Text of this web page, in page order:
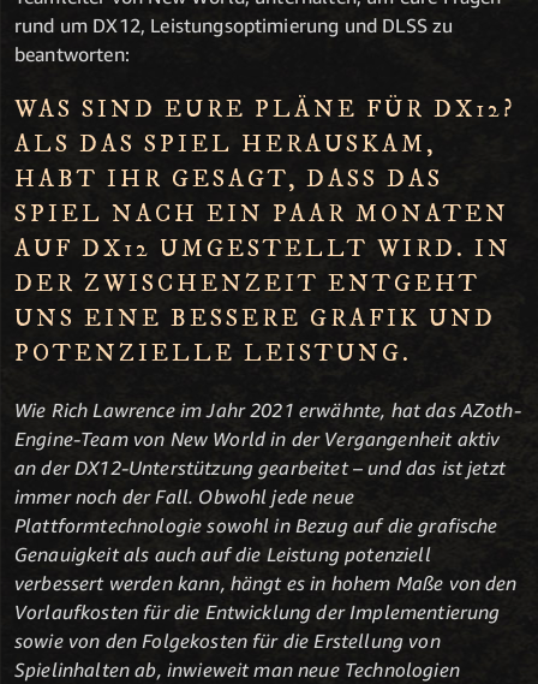
rund um DX12, Leistungsoptimierung und DLSS zu
beantworten:
WAS SIND EURE PLÄNE FÜR DX12?
ALS DAS SPIEL HERAUSKAM,
HABT IHR GESAGT, DASS DAS
SPIEL NACH EIN PAAR MONATEN
AUF DX12 UMGESTELLT WIRD. IN
DER ZWISCHENZEIT ENTGEHT
UNS EINE BESSERE GRAFIK UND
POTENZIELLE LEISTUNG.
Wie Rich Lawrence im Jahr 2021 erwähnte, hat das AZoth-
Engine-Team von New World in der Vergangenheit aktiv
an der DX12-Unterstützung gearbeitet – und das ist jetzt
immer noch der Fall. Obwohl jede neue
Plattformtechnologie sowohl in Bezug auf die grafische
Genauigkeit als auch auf die Leistung potenziell
verbessert werden kann, hängt es in hohem Maße von den
Vorlaufkosten für die Entwicklung der Implementierung
sowie von den Folgekosten für die Erstellung von
Spielinhalten ab, inwieweit man neue Technologien